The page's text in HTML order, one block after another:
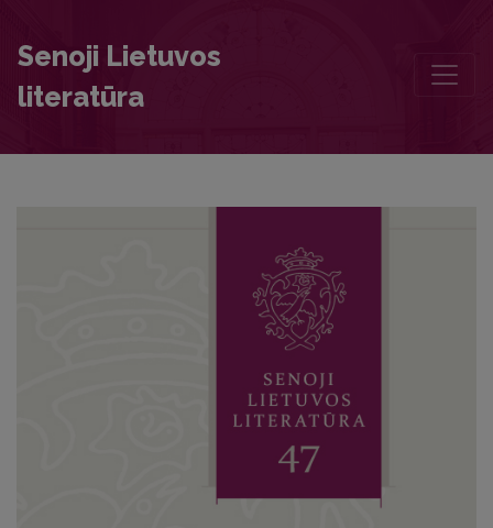
Senoji Lietuvos
literatūra